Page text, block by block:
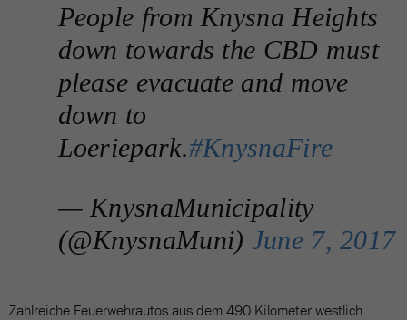
People from Knysna Heights
down towards the CBD must
please evacuate and move
down to
Loeriepark.#KnysnaFire
— KnysnaMunicipality
(@KnysnaMuni) June 7, 2017
Zahlreiche Feuerwehrautos aus dem 490 Kilometer westlich